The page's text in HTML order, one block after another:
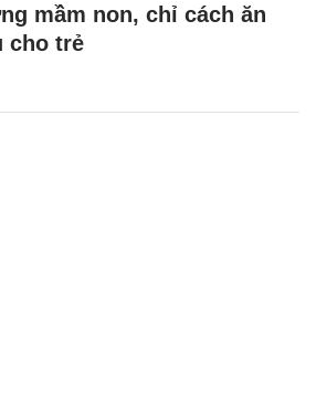
mầm non, chỉ cách ăn
cho trẻ